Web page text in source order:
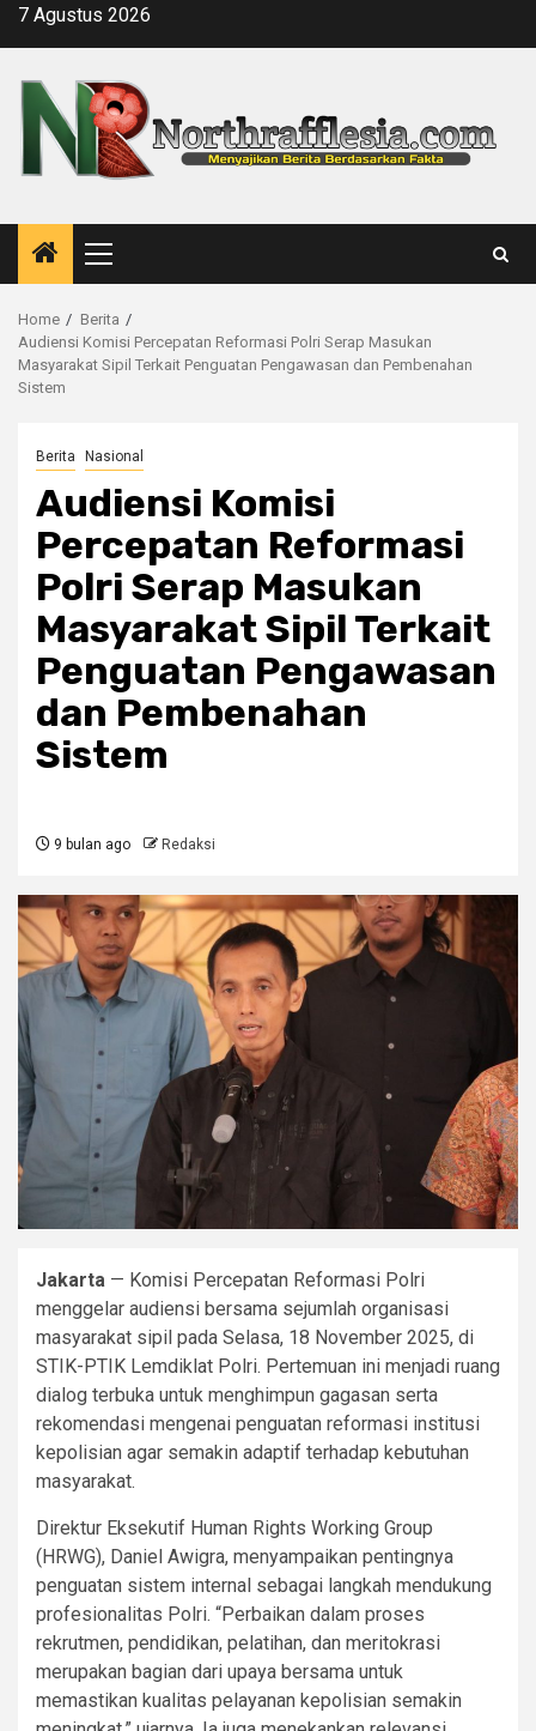
Skip7 Agustus 2026
Primary
Menu
Home
Berita
Audiensi Komisi Percepatan Reformasi Polri Serap Masukan
Masyarakat Sipil Terkait Penguatan Pengawasan dan Pembenahan
Sistem
Berita Nasional
Audiensi Komisi
Percepatan Reformasi
Polri Serap Masukan
Masyarakat Sipil Terkait
Penguatan Pengawasan
dan Pembenahan
Sistem
9 bulan ago Redaksi
Jakarta — Komisi Percepatan Reformasi Polri
menggelar audiensi bersama sejumlah organisasi
masyarakat sipil pada Selasa, 18 November 2025, di
STIK-PTIK Lemdiklat Polri. Pertemuan ini menjadi ruang
dialog terbuka untuk menghimpun gagasan serta
rekomendasi mengenai penguatan reformasi institusi
kepolisian agar semakin adaptif terhadap kebutuhan
masyarakat.
Direktur Eksekutif Human Rights Working Group
(HRWG), Daniel Awigra, menyampaikan pentingnya
penguatan sistem internal sebagai langkah mendukung
profesionalitas Polri. “Perbaikan dalam proses
rekrutmen, pendidikan, pelatihan, dan meritokrasi
merupakan bagian dari upaya bersama untuk
memastikan kualitas pelayanan kepolisian semakin